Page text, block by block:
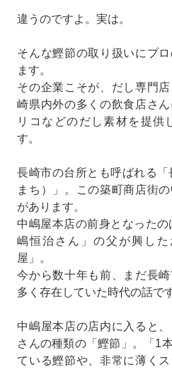
違うのですよ。実は。
そんな鰹節の取り扱いにプ
ます。
その企業こそが、だし専門
崎県内外の多くの飲食店さ
リコなどのだし素材を提供
す。
長崎市の台所とも呼ばれる
まち）」。この築町商店街
があります。
中嶋屋本店の前身となった
嶋恒治さん」の父が興し
屋」。
今から数十年も前、まだ長
多く存在していた時代の話で
中嶋屋本店の店内に入ると
さんの種類の「鰹節」。「1
ている鰹節や、非常に薄く